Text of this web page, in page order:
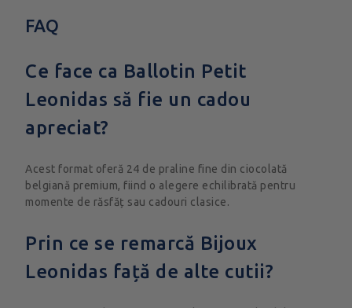
FAQ
Ce face ca Ballotin Petit
Leonidas să fie un cadou
apreciat?
Acest format oferă 24 de praline fine din ciocolată
belgiană premium, fiind o alegere echilibrată pentru
momente de răsfăț sau cadouri clasice.
Prin ce se remarcă Bijoux
Leonidas față de alte cutii?